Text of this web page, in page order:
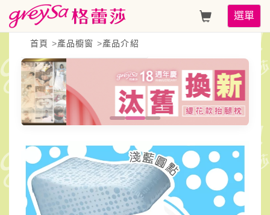
GreySa
格
蕾
莎
【抬
腿
枕
備
用
Toggle
選單
首頁 >產品櫥窗 >產品介紹